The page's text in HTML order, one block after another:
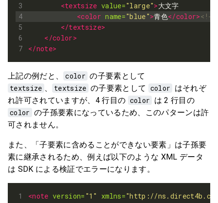
4
7
<textsize value="large">
<color name="blue">青色</color><!--
</textsize>
</color>
</note>
上記の例だと、 color の子要素として
textsize
textsize の子要素として color はそれぞ
れ許可されていますが、4 行目の color は 2 行目の
color の子孫要素になっているため、このパターンは許
可されません。
また、「子要素に含めることができない要素」は子孫要
素に継承されるため、例えば以下のような XML データ
は SDK による検証でエラーになります。
<note version= "1" xmlns="http://